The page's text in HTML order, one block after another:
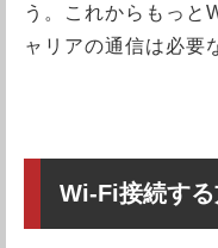
う。これからもっと
ャリアの通信は必要
Wi-Fi接続す